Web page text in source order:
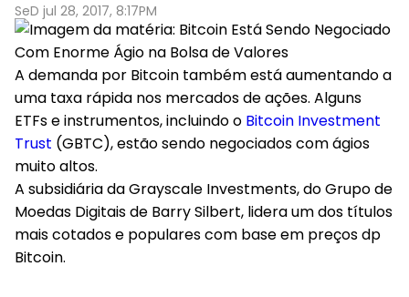
SeD jul 28, 2017, 8:17PM
A demanda por Bitcoin também está aumentando a
uma taxa rápida nos mercados de ações. Alguns
ETFs e instrumentos, incluindo o Bitcoin Investment
Trust (GBTC), estão sendo negociados com ágios
muito altos.
A subsidiária da Grayscale Investments, do Grupo de
Moedas Digitais de Barry Silbert, lidera um dos títulos
mais cotados e populares com base em preços dp
Bitcoin.